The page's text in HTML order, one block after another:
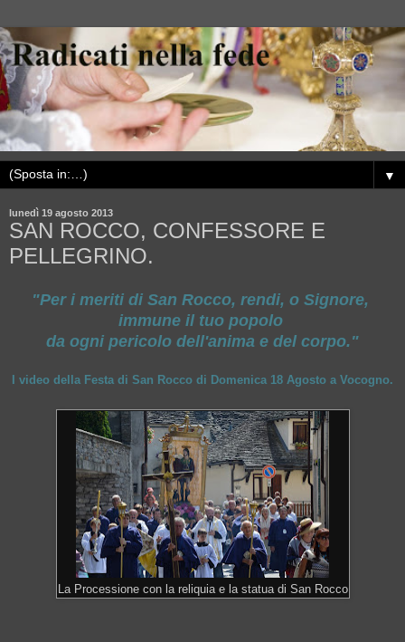
▼
lunedì 19 agosto 2013
SAN ROCCO, CONFESSORE E
PELLEGRINO.
"Per i meriti di San Rocco, rendi, o Signore,
immune il tuo popolo
da ogni pericolo dell'anima e del corpo."
I video della Festa di San Rocco di Domenica 18 Agosto a Vocogno.
La Processione con la reliquia e la statua di San Rocco